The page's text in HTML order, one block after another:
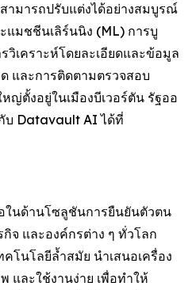
ามารถปรับแต่งได้อย่างสมบูรณ์
มชชีนเลิร์นนิง (ML) การบู
เคราะห์โดยละเอียดและข้อมูล
และการติดตามตรวจสอบ
ตั้งอยู่ในเมืองบีเวอร์ตัน รัฐออ
บ Datavault AI ได้ที่
ในด้านโซลูชันการยืนยันตัวตน
จ และองค์กรต่าง ๆ ทั่วโลก
โนโลยีล้ำสมัย นำเสนอเครื่อง
และใช้งานง่าย เพื่อทำให้